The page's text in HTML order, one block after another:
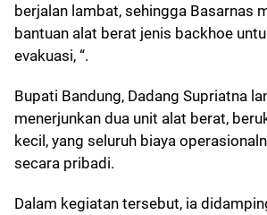
berjalan lambat, sehingga Basarnas
bantuan alat berat jenis backhoe
evakuasi, “.
Bupati Bandung, Dadang Supriatna
menerjunkan dua unit alat berat,
kecil, yang seluruh biaya
secara pribadi.
Dalam kegiatan tersebut, ia